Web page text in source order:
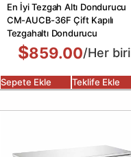
En İyi Tezgah Altı Dondurucu
CM-AUCB-36F Çift Kapılı
Tezgahaltı Dondurucu
$859.00/Her biri
Sepete Ekle Teklife Ekle